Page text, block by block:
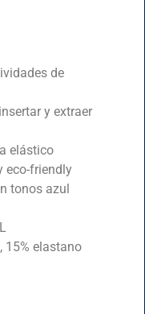
de
y extraer
elástico
eco-friendly
tonos azul
15% elastano